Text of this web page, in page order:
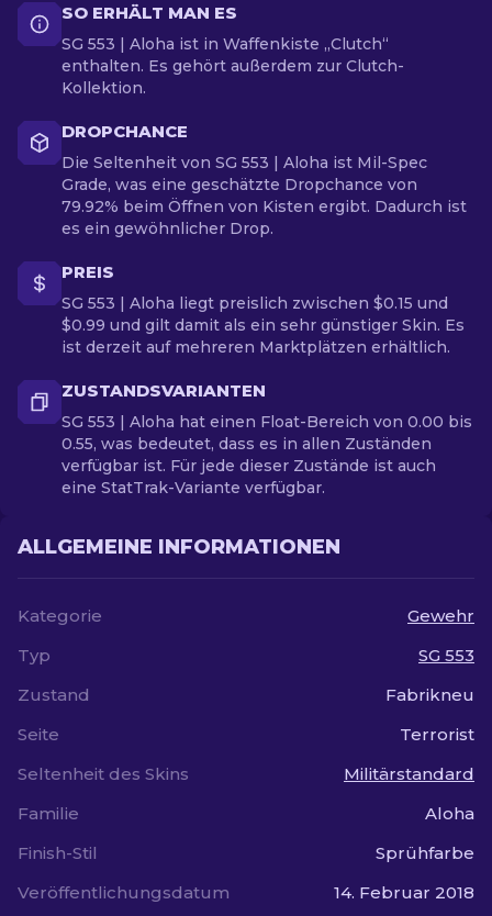
SO ERHÄLT MAN ES
SG 553 | Aloha ist in Waffenkiste „Clutch“
enthalten. Es gehört außerdem zur Clutch-
Kollektion.
DROPCHANCE
Die Seltenheit von SG 553 | Aloha ist Mil-Spec
Grade, was eine geschätzte Dropchance von
79.92% beim Öffnen von Kisten ergibt. Dadurch ist
es ein gewöhnlicher Drop.
PREIS
SG 553 | Aloha liegt preislich zwischen $0.15 und
$0.99 und gilt damit als ein sehr günstiger Skin. Es
ist derzeit auf mehreren Marktplätzen erhältlich.
ZUSTANDSVARIANTEN
SG 553 | Aloha hat einen Float-Bereich von 0.00 bis
0.55, was bedeutet, dass es in allen Zuständen
verfügbar ist. Für jede dieser Zustände ist auch
eine StatTrak-Variante verfügbar.
ALLGEMEINE INFORMATIONEN
Kategorie
Gewehr
Typ
SG 553
Zustand
Fabrikneu
Seite
Terrorist
Seltenheit des Skins
Militärstandard
Familie
Aloha
Finish-Stil
Sprühfarbe
Veröffentlichungsdatum
14. Februar 2018